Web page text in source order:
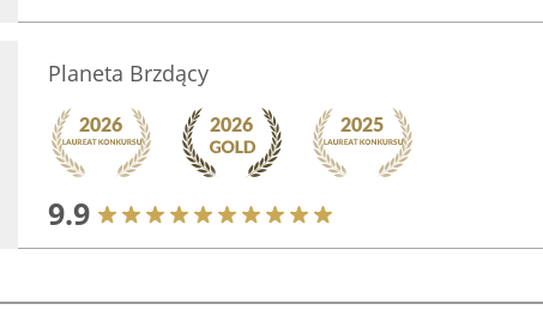
Planeta Brzdący
9.9